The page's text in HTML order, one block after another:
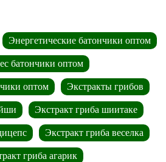
Энергетические батончики оптом
батончики оптом
оптом Экстракты грибов
Экстракт гриба шиитаке
Экстракт гриба веселка
гриба агарик